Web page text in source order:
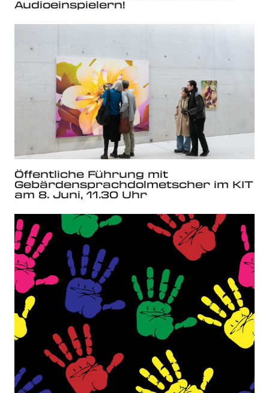
Audioeinspielern!
Öffentliche Führung mit
Gebärdensprachdolmetscher im KIT
am 8. Juni, 11.30 Uhr